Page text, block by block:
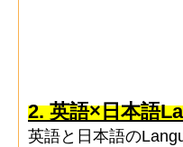
2. 英語×日本語
英語と日本語の